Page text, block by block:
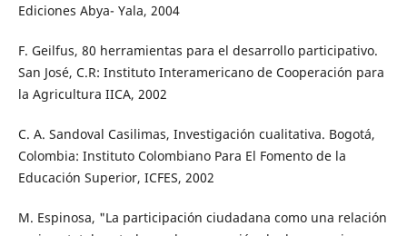
Ediciones Abya- Yala, 2004
F. Geilfus, 80 herramientas para el desarrollo participativo.
San José, C.R: Instituto Interamericano de Cooperación para
la Agricultura IICA, 2002
C. A. Sandoval Casilimas, Investigación cualitativa. Bogotá,
Colombia: Instituto Colombiano Para El Fomento de la
Educación Superior, ICFES, 2002
M. Espinosa, "La participación ciudadana como una relación